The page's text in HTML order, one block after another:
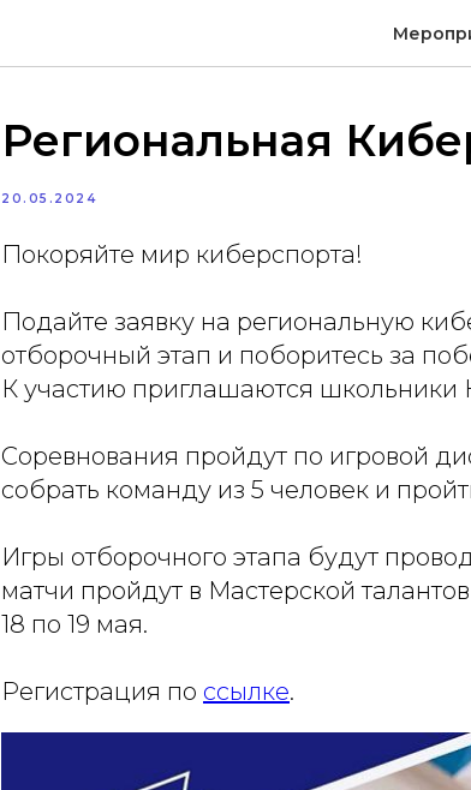
Региональная
20.05.2024
Покоряйте мир киберспорта!
Подайте заявку на региональную
отборочный этап и поборитесь за
К участию приглашаются школьники
Соревнования пройдут по игровой
собрать команду из 5 человек и
Игры отборочного этапа будут
матчи пройдут в Мастерской
18 по 19 мая.
Регистрация по ссылке.